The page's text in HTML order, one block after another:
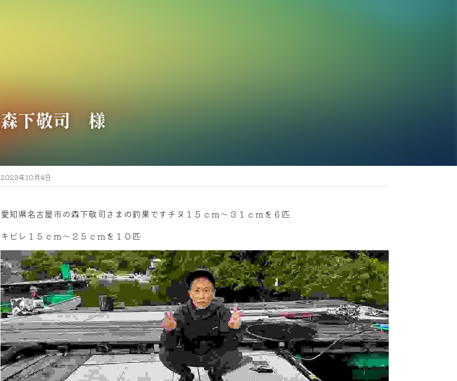
森下敬司　様
2023年10月4日
愛知県名古屋市の森下敬司さまの釣果ですチヌ１５ｃｍ～３１ｃｍを６匹
キビレ１５ｃｍ～２５ｃｍを１０匹